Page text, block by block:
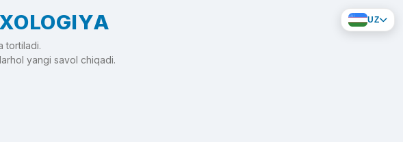
UZ
tortiladi.
yangi savol chiqadi.